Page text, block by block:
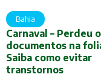
Bahia
Carnaval – Perdeu
documentos na
Saiba como evitar
transtornos